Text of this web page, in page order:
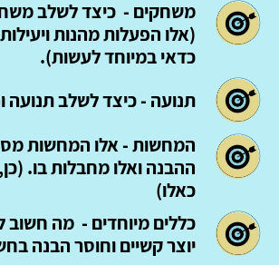
משחקים - כיצד לשלב
כדאי במיוחד לעשות).
תנועה - כיצד לשלב תנועה
המחשות - אלו המחשות
ההבנה ואלו מחבלות בו.
כאלו)
כללים מיוחדים - מה חשוב
יוצר קשיים וחוסר הבנה